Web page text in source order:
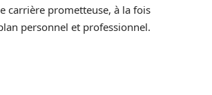
carrière prometteuse, à la fois
personnel et professionnel.